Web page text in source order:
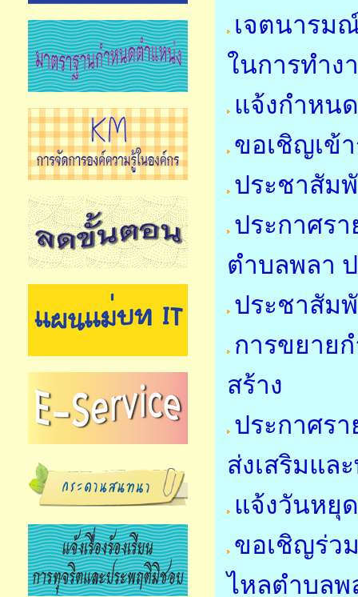
เจตนารม
ในการทำง
แจ้งกำหน
ขอเชิญเข้
ประชาสัม
ประกาศร
ตำบลพลา
ประชาสัม
การขยาย
สร้าง
ประกาศร
ส่งเสริมแ
แจ้งวันหยุ
ขอเชิญร่ว
ไหลตำบล